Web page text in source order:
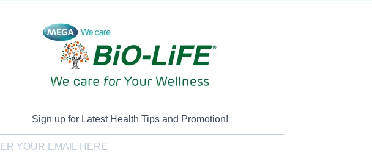
Sign up for Latest Health Tips and Promotion!